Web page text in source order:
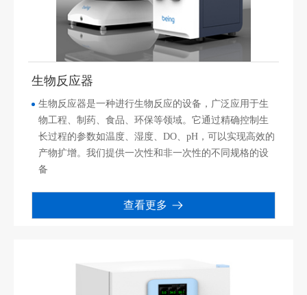
生物反应器
生物反应器是一种进行生物反应的设备，广泛应用于生
物工程、制药、食品、环保等领域。它通过精确控制生
长过程的参数如温度、湿度、DO、pH，可以实现高效的
产物扩增。我们提供一次性和非一次性的不同规格的设
备
查看更多